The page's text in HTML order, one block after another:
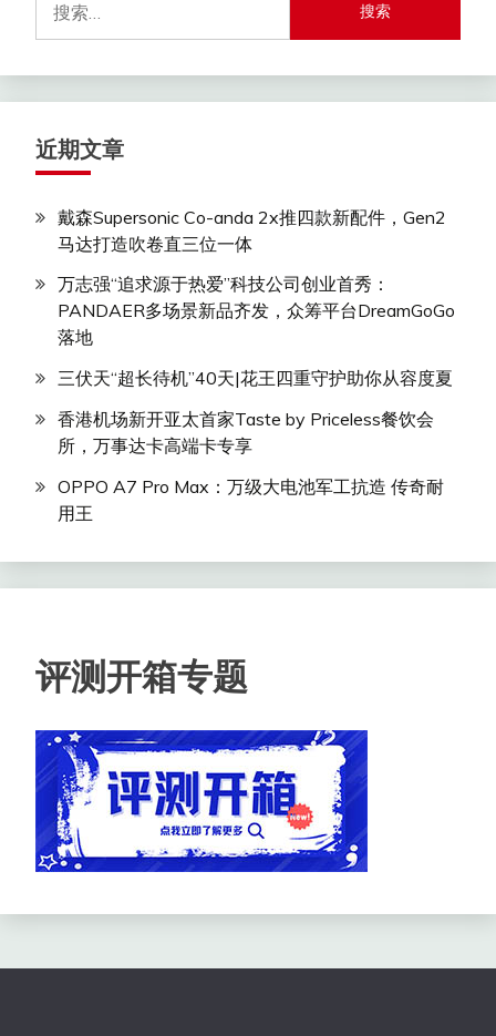
索：
近期文章
戴森Supersonic Co-anda 2x推四款新配件，Gen2
马达打造吹卷直三位一体
万志强“追求源于热爱”科技公司创业首秀：
PANDAER多场景新品齐发，众筹平台DreamGoGo
落地
三伏天“超长待机”40天|花王四重守护助你从容度夏
香港机场新开亚太首家Taste by Priceless餐饮会
所，万事达卡高端卡专享
OPPO A7 Pro Max：万级大电池军工抗造 传奇耐
用王
评测开箱专题